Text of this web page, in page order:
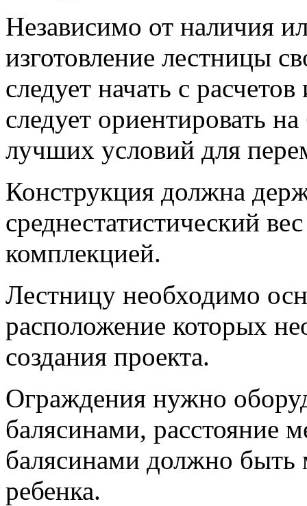
Независимо от наличия
изготовление лестницы
следует начать с
следует ориентировать
лучших условий для
Конструкция должна
среднестатистический
комплекцией.
Лестницу необходимо
расположение которых
создания проекта.
Ограждения нужно
балясинами, расстояние
балясинами должно быть
ребенка.